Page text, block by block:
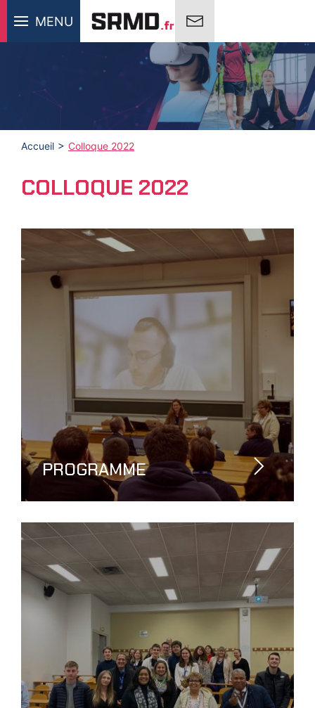
MENU
Accueil Colloque 2022
COLLOQUE 2022
PROGRAMME